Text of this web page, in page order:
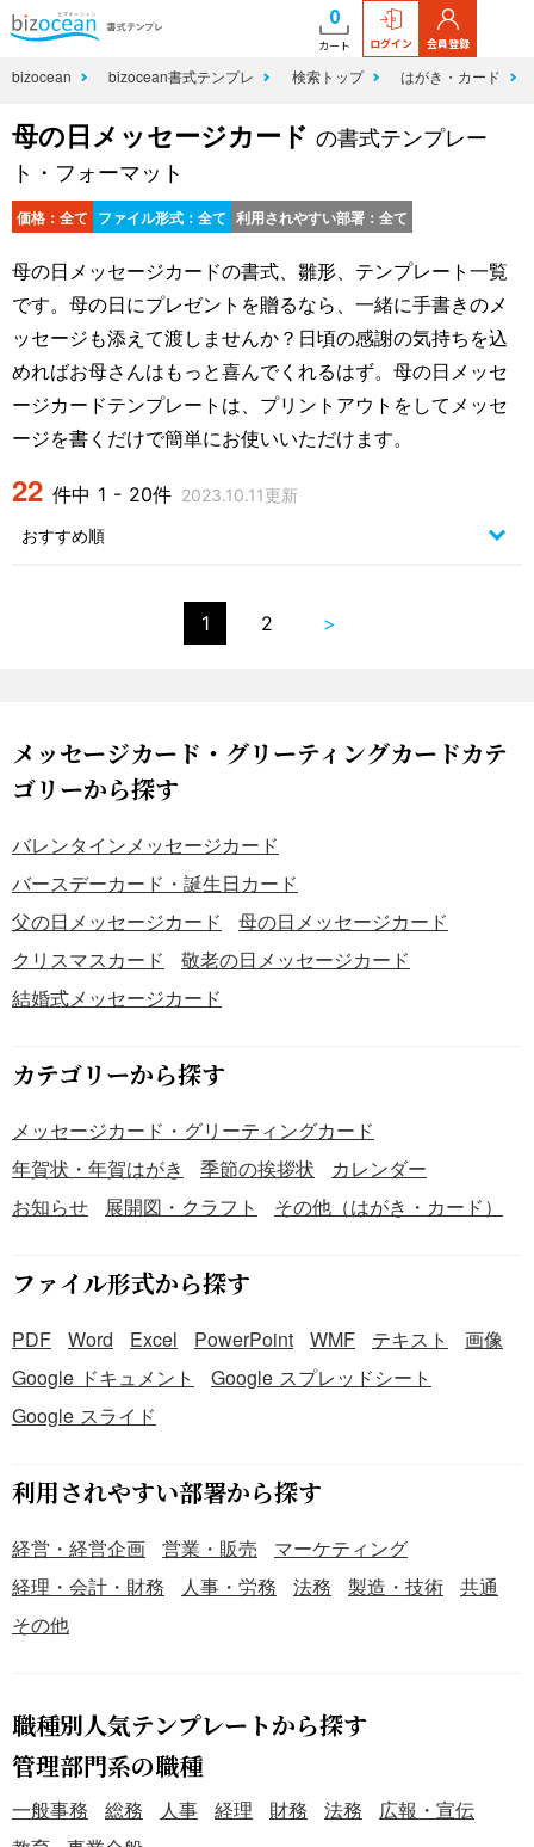
0
カート ログイン 会員登録
bizocean bizocean書式テンプレ 検索トップ はがき・カード
母の日メッセージカード の書式テンプレー
ト・フォーマット
価格：全て ファイル形式：全て 利用されやすい部署：全て
母の日メッセージカードの書式、雛形、テンプレート一覧
です。母の日にプレゼントを贈るなら、一緒に手書きのメ
ッセージも添えて渡しませんか？日頃の感謝の気持ちを込
めればお母さんはもっと喜んでくれるはず。母の日メッセ
ージカードテンプレートは、プリントアウトをしてメッセ
ージを書くだけで簡単にお使いいただけます。
22 件中 1 - 20件 2023.10.11更新
1 2 >
メッセージカード・グリーティングカードカテ
ゴリーから探す
バレンタインメッセージカード
バースデーカード・誕生日カード
父の日メッセージカード
母の日メッセージカード
クリスマスカード
敬老の日メッセージカード
結婚式メッセージカード
カテゴリーから探す
メッセージカード・グリーティングカード
年賀状・年賀はがき
季節の挨拶状
カレンダー
お知らせ
展開図・クラフト その他（はがき・カード）
ファイル形式から探す
PDF Word Excel PowerPoint WMF テキスト
画像
Google ドキュメント
Google スプレッドシート
Google スライド
利用されやすい部署から探す
経営・経営企画 営業・販売
マーケティング
経理・会計・財務
人事・労務 法務 製造・技術
共通
その他
職種別人気テンプレートから探す
管理部門系の職種
一般事務 総務 人事 経理 財務 法務
広報・宣伝